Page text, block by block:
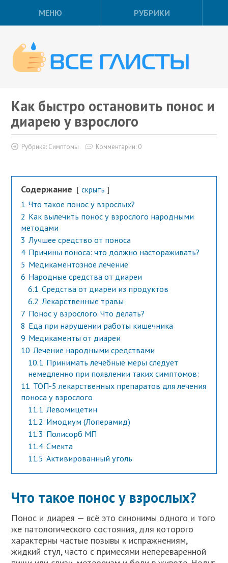
МЕНЮ РУБРИКИ
Как быстро остановить понос и
диарею у взрослого
Рубрика: Симптомы Комментарии: 0
Содержание скрыть
1 Что такое понос у взрослых?
2 Как вылечить понос у взрослого народными
методами
3 Лучшее средство от поноса
4 Причины поноса: что должно настораживать?
5 Медикаментозное лечение
6 Народные средства от диареи
6.1 Средства от диареи из продуктов
6.2 Лекарственные травы
7 Понос у взрослого. Что делать?
8 Еда при нарушении работы кишечника
9 Медикаменты от диареи
10 Лечение народными средствами
10.1 Принимать лечебные меры следует
немедленно при появлении таких симптомов:
11 ТОП-5 лекарственных препаратов для лечения
поноса у взрослого
11.1 Левомицетин
11.2 Имодиум (Лоперамид)
11.3 Полисорб МП
11.4 Смекта
11.5 Активированный уголь
Что такое понос у взрослых?
Понос и диарея — всё это синонимы одного и того
же патологического состояния, для которого
характерны частые позывы к испражнениям,
жидкий стул, часто с примесями непереваренной